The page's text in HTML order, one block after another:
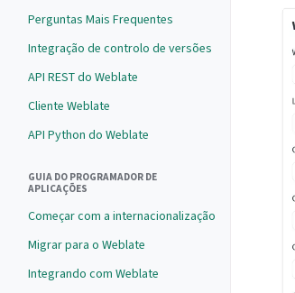
Perguntas Mais Frequentes
Integração de controlo de versões
API REST do Weblate
Cliente Weblate
API Python do Weblate
GUIA DO PROGRAMADOR DE
APLICAÇÕES
Começar com a internacionalização
Migrar para o Weblate
Integrando com Weblate